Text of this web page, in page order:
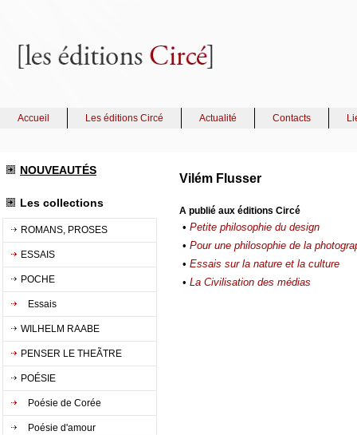
Accueil Les éditions Circé Actualité Contacts
NOUVEAUTÉS
Les collections
ROMANS, PROSES
ESSAIS
POCHE
Essais
WILHELM RAABE
PENSER LE THEÃTRE
POÉSIE
Poésie de Corée
Poésie d'amour
Vilém Flusser
A publié aux éditions Circé
• Petite philosophie du design
• Pour une philosophie de la
• Essais sur la nature et la culture
• La Civilisation des médias